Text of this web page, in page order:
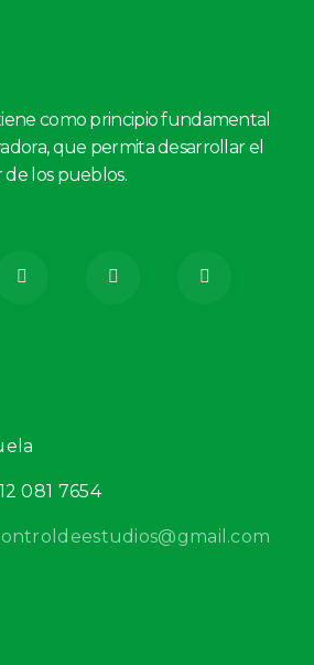
como principio fundamental
que permita desarrollar el
los pueblos.
081 7654